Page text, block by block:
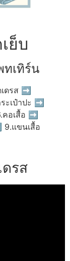
ย็บ
ทเทิร์น
เดรส ➡
ะเป๋าปะ ➡
คอเสื้อ ➡
9.แขนเสื้อ
ดรส